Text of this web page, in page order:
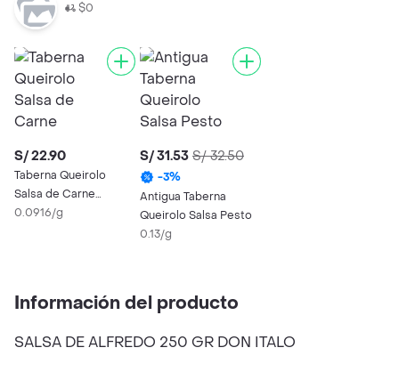
$0
S/ 22.90
Taberna Queirolo
Salsa de Carne
Antigua
0.0916/g
S/ 31.53 S/ 32.50
-3%
Antigua Taberna
Queirolo Salsa Pesto
0.13/g
Información del producto
SALSA DE ALFREDO 250 GR DON ITALO